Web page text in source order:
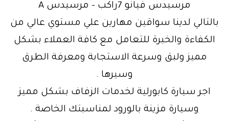
مرسيدس فيانو 7راكب – مرسيدس A
بالتالي لدينا سواقين مهارين علي مستوي عالي من
الكفاءة والخبرة للتعامل مع كافة العملاء بشكل
مميز ولبق وسرعة الاستجابة ومعرفة الطرق
وسيرها .
اجر سيارة كابورلية لخدمات الزفاف بشكل مميز
وسيارة مزينة بالورود لمناسبتك الخاصة .